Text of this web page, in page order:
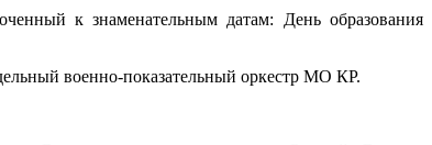
к знаменательным датам: День образования
военно-показательный оркестр МО КР.